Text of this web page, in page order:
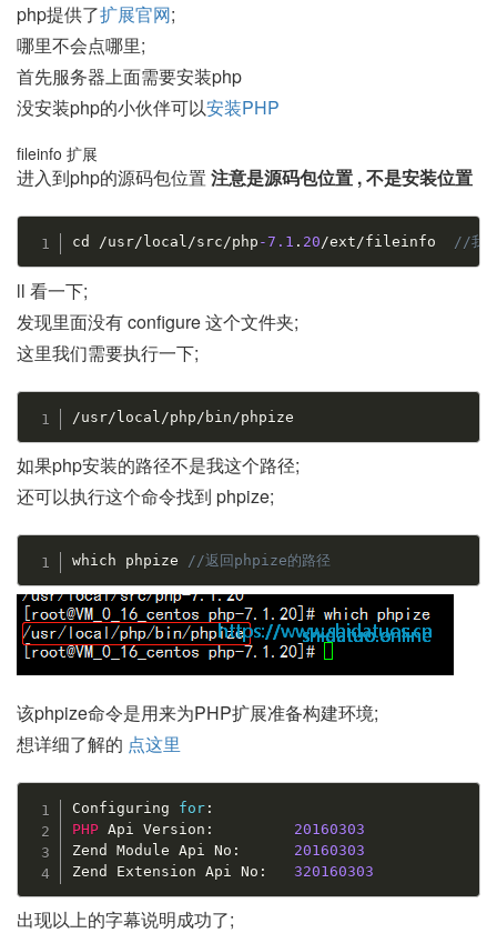
php提供了扩展官网;
哪里不会点哪里;
首先服务器上面需要安装php
没安装php的小伙伴可以安装PHP
fileinfo 扩展
进入到php的源码包位置 注意是源码包位置 , 不是安装位置
cd /usr/ local/src/php -7.1 . 20/ext/fileinfo //我
ll 看一下;
发现里面没有 configure 这个文件夹;
这里我们需要执行一下;
/usr/local /php / bin /phpize
如果php安装的路径不是我这个路径;
还可以执行这个命令找到 phpize;
which phpize //返回phpize的路径
该phpize命令是用来为PHP扩展准备构建环境;
想详细了解的 点这里
Configuring for :
PHP Api Version :
20160303
Zend Module Api No :
20160303
Zend Extension Api No : 320160303
出现以上的字幕说明成功了;